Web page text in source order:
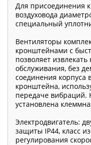
Для присоединения
воздуховода
специальный
Вентиляторы
кронштейнами с
позволяет
обслуживания, без
соединения корпуса
кронштейна,
передаче вибраций.
установлена
Электродвигатель:
защиты IP44, класс
регулирования